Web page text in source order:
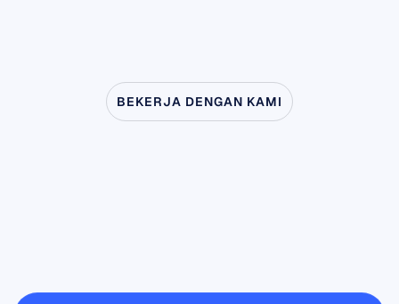
BEKERJA DENGAN KAMI
laboratorium